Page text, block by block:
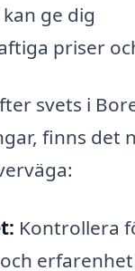
ge dig
priser
svets i
finns det
Kontrollera